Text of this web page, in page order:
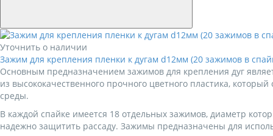
Уточнить о наличии
Зажим для крепления пленки к дугам d12мм (20 зажимов в
Основным предназначением зажимов для крепления дуг
из высококачественного прочного цветного пластика,
среды.
В каждой спайке имеется 18 отдельных зажимов, диаметр
надежно защитить рассаду. Зажимы предназначены для